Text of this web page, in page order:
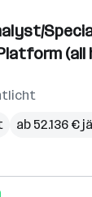
(all
ab 52.136 €